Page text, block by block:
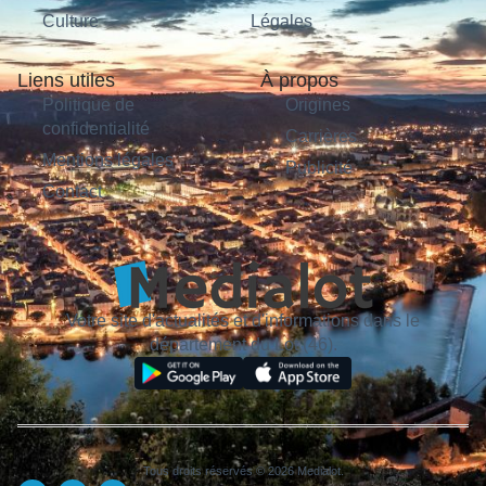
Culture
Légales
Liens utiles
Politique de
confidentialité
Mentions légales
Contact
À propos
Origines
Carrières
Publicité
Votre site d'actualités et d'informations dans le
département du Lot (46).
Tous droits réservés © 2026 Medialot.